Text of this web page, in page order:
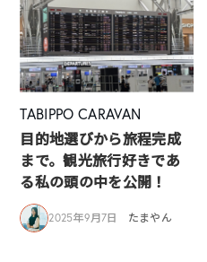
TABIPPO CARAVAN
目的地選びから旅程完成
まで。観光旅行好きであ
る私の頭の中を公開！
2025年9月7日 たまやん